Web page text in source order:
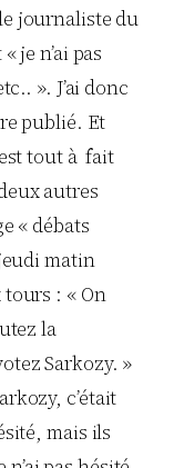
journaliste du
je n’ai pas
». J’ai donc
publié. Et
tout à fait
autres
« débats
matin
: « On
la
Sarkozy. »
c’était
mais ils